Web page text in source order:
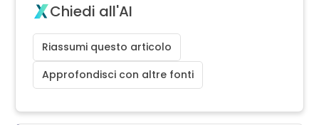
Chiedi all'AI
Riassumi questo articolo
Approfondisci con altre fonti